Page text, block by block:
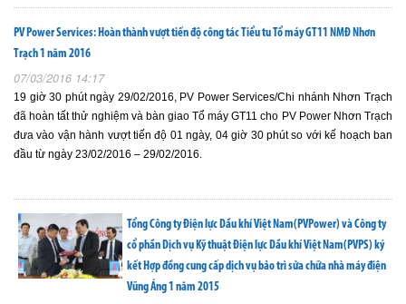
PV Power Services: Hoàn thành vượt tiến độ công tác Tiểu tu Tổ máy GT11 NMĐ Nhơn
Trạch 1 năm 2016
07/03/2016 14:17
19 giờ 30 phút ngày 29/02/2016, PV Power Services/Chi nhánh Nhơn Trạch
đã hoàn tất thử nghiệm và bàn giao Tổ máy GT11 cho PV Power Nhơn Trạch
đưa vào vận hành vượt tiến độ 01 ngày, 04 giờ 30 phút so với kế hoạch ban
đầu từ ngày 23/02/2016 – 29/02/2016.
Tổng Công ty Điện lực Dầu khí Việt Nam(PVPower) và Công ty
cổ phần Dịch vụ Kỹ thuật Điện lực Dầu khí Việt Nam(PVPS) ký
kết Hợp đồng cung cấp dịch vụ bảo trì sửa chữa nhà máy điện
Vũng Áng 1 năm 2015